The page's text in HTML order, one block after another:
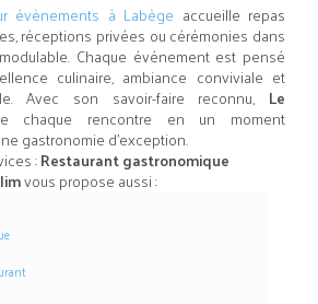
évènements à Labège accueille repas
réceptions privées ou cérémonies dans
Chaque événement est pensé
culinaire, ambiance conviviale et
Avec son savoir-faire reconnu, Le
chaque rencontre en un moment
gastronomie d’exception.
:Restaurant gastronomique
vous propose aussi :